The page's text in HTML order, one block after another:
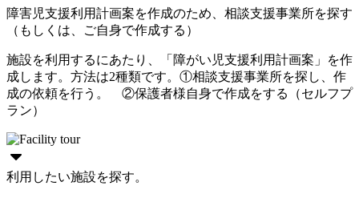
障害児支援利用計画案を作成のため、相談支援事業所を探す
（もしくは、ご自身で作成する）
施設を利用するにあたり、「障がい児支援利用計画案」を作
成します。方法は2種類です。①相談支援事業所を探し、作
成の依頼を行う。 ②保護者様自身で作成をする（セルフプ
ラン）
利用したい施設を探す。